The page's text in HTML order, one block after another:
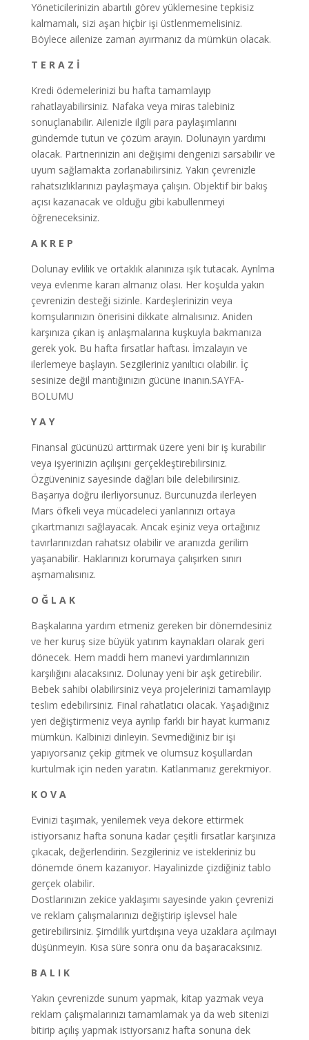
Yöneticilerinizin abartılı görev yüklemesine tepkisiz
kalmamalı, sizi aşan hiçbir işi üstlenmemelisiniz.
Böylece ailenize zaman ayırmanız da mümkün olacak.
T E R A Z İ
Kredi ödemelerinizi bu hafta tamamlayıp
rahatlayabilirsiniz. Nafaka veya miras talebiniz
sonuçlanabilir. Ailenizle ilgili para paylaşımlarını
gündemde tutun ve çözüm arayın. Dolunayın yardımı
olacak. Partnerinizin ani değişimi dengenizi sarsabilir ve
uyum sağlamakta zorlanabilirsiniz. Yakın çevrenizle
rahatsızlıklarınızı paylaşmaya çalışın. Objektif bir bakış
açısı kazanacak ve olduğu gibi kabullenmeyi
öğreneceksiniz.
A K R E P
Dolunay evlilik ve ortaklık alanınıza ışık tutacak. Ayrılma
veya evlenme kararı almanız olası. Her koşulda yakın
çevrenizin desteği sizinle. Kardeşlerinizin veya
komşularınızın önerisini dikkate almalısınız. Aniden
karşınıza çıkan iş anlaşmalarına kuşkuyla bakmanıza
gerek yok. Bu hafta fırsatlar haftası. İmzalayın ve
ilerlemeye başlayın. Sezgileriniz yanıltıcı olabilir. İç
sesinize değil mantığınızın gücüne inanın.SAYFA-
BOLUMU
Y A Y
Finansal gücünüzü arttırmak üzere yeni bir iş kurabilir
veya işyerinizin açılışını gerçekleştirebilirsiniz.
Özgüveniniz sayesinde dağları bile delebilirsiniz.
Başarıya doğru ilerliyorsunuz. Burcunuzda ilerleyen
Mars öfkeli veya mücadeleci yanlarınızı ortaya
çıkartmanızı sağlayacak. Ancak eşiniz veya ortağınız
tavırlarınızdan rahatsız olabilir ve aranızda gerilim
yaşanabilir. Haklarınızı korumaya çalışırken sınırı
aşmamalısınız.
O Ğ L A K
Başkalarına yardım etmeniz gereken bir dönemdesiniz
ve her kuruş size büyük yatırım kaynakları olarak geri
dönecek. Hem maddi hem manevi yardımlarınızın
karşılığını alacaksınız. Dolunay yeni bir aşk getirebilir.
Bebek sahibi olabilirsiniz veya projelerinizi tamamlayıp
teslim edebilirsiniz. Final rahatlatıcı olacak. Yaşadığınız
yeri değiştirmeniz veya ayrılıp farklı bir hayat kurmanız
mümkün. Kalbinizi dinleyin. Sevmediğiniz bir işi
yapıyorsanız çekip gitmek ve olumsuz koşullardan
kurtulmak için neden yaratın. Katlanmanız gerekmiyor.
K O V A
Evinizi taşımak, yenilemek veya dekore ettirmek
istiyorsanız hafta sonuna kadar çeşitli fırsatlar karşınıza
çıkacak, değerlendirin. Sezgileriniz ve istekleriniz bu
dönemde önem kazanıyor. Hayalinizde çizdiğiniz tablo
gerçek olabilir.
Dostlarınızın zekice yaklaşımı sayesinde yakın çevrenizi
ve reklam çalışmalarınızı değiştirip işlevsel hale
getirebilirsiniz. Şimdilik yurtdışına veya uzaklara açılmayı
düşünmeyin. Kısa süre sonra onu da başaracaksınız.
B A L I K
Yakın çevrenizde sunum yapmak, kitap yazmak veya
reklam çalışmalarınızı tamamlamak ya da web sitenizi
bitirip açılış yapmak istiyorsanız hafta sonuna dek